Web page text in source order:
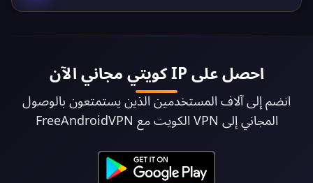
احصل على IP كويتي مجاني الآن
انضم إلى آلاف المستخدمين الذين يستمتعون بالوصول
المجاني إلى VPN الكويت مع FreeAndroidVPN